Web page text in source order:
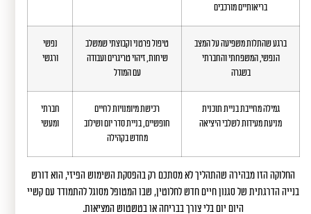
בריאותיים מורכבים
ברגע שהתלות משפיעה על המצב
הנפשי, המשפחתי והחברתי
בשגרה
טיפול פרטני וקבוצתי שמשלב
שיחות, זיהוי טריגרים ועבודה
עם המודל
נפשי
ורגשי
גמילה מחייבת בניית תוכנית
מניעת מעידות לשלבי היציאה
רכישת מיומנויות לחיים
חופשיים, בניית סדר יום ושילוב
מחדש בקהילה
חברתי
ומעשי
החלוקה הזו מבהירה שהתהליך לא מסתכם רק בהפסקת השימוש הפיזי, הוא דורש
בנייה הדרגתית של סגנון חיים חדש לחלוטין, שבו המטופל מסוגל להתמודד עם קשיי
היום יום בלי צורך בבריחה או בטשטוש המציאות.